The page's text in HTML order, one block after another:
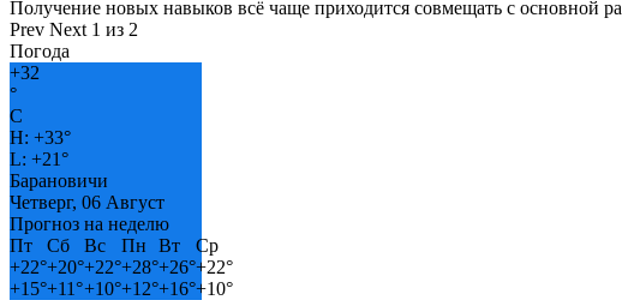
Получение новых навыков всё чаще приходится совмещать с основной
Prev Next 1 из 2
Погода
+32
°
C
H: +33°
L: +21°
Барановичи
Четверг, 06 Август
Прогноз на неделю
Пт
Сб Вс Пн Вт
Ср
+22°+20°+22°+28°+26°+22°
+15°+11°+10°+12°+16°+10°